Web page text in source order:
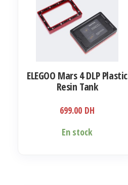
ELEGOO Mars 4 DLP Plastic
Resin Tank
699.00 DH
En stock